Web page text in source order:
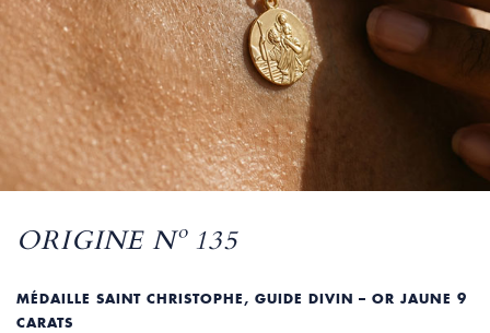
ORIGINE Nº 135
MÉDAILLE SAINT CHRISTOPHE, GUIDE DIVIN – OR JAUNE 9
CARATS